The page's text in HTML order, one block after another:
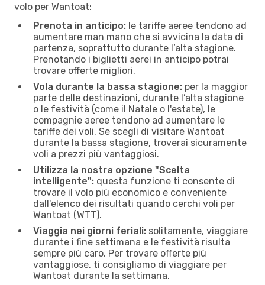
volo per Wantoat:
Prenota in anticipo: le tariffe aeree tendono ad
aumentare man mano che si avvicina la data di
partenza, soprattutto durante l’alta stagione.
Prenotando i biglietti aerei in anticipo potrai
trovare offerte migliori.
Vola durante la bassa stagione: per la maggior
parte delle destinazioni, durante l’alta stagione
o le festività (come il Natale o l'estate), le
compagnie aeree tendono ad aumentare le
tariffe dei voli. Se scegli di visitare Wantoat
durante la bassa stagione, troverai sicuramente
voli a prezzi più vantaggiosi.
Utilizza la nostra opzione "Scelta
intelligente": questa funzione ti consente di
trovare il volo più economico e conveniente
dall'elenco dei risultati quando cerchi voli per
Wantoat (WTT).
Viaggia nei giorni feriali: solitamente, viaggiare
durante i fine settimana e le festività risulta
sempre più caro. Per trovare offerte più
vantaggiose, ti consigliamo di viaggiare per
Wantoat durante la settimana.